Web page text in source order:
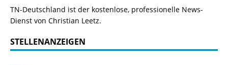
TN-Deutschland ist der kostenlose, professionelle News-
Dienst von Christian Leetz.
STELLENANZEIGEN